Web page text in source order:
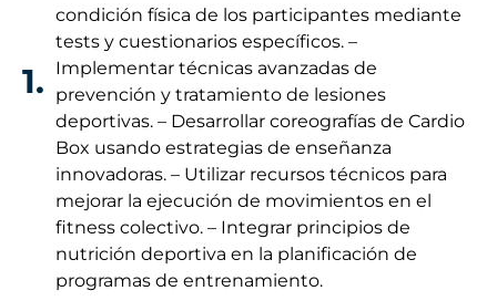
1.
condición física de los participantes mediante
tests y cuestionarios específicos. –
Implementar técnicas avanzadas de
prevención y tratamiento de lesiones
deportivas. – Desarrollar coreografías de Cardio
Box usando estrategias de enseñanza
innovadoras. – Utilizar recursos técnicos para
mejorar la ejecución de movimientos en el
fitness colectivo. – Integrar principios de
nutrición deportiva en la planificación de
programas de entrenamiento.